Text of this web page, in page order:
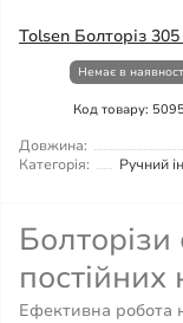
Tolsen Болторіз
Немає в
Код товару:
Довжина:
Категорія:
Ручний
постійних
Ефективна робота